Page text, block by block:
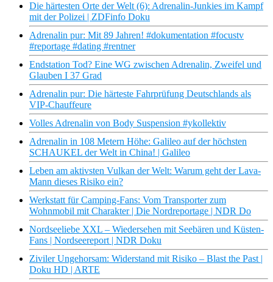
Die härtesten Orte der Welt (6): Adrenalin-Junkies im Kampf
mit der Polizei | ZDFinfo Doku
Adrenalin pur: Mit 89 Jahren! #dokumentation #focustv
#reportage #dating #rentner
Endstation Tod? Eine WG zwischen Adrenalin, Zweifel und
Glauben I 37 Grad
Adrenalin pur: Die härteste Fahrprüfung Deutschlands als
VIP-Chauffeure
Volles Adrenalin von Body Suspension #ykollektiv
Adrenalin in 108 Metern Höhe: Galileo auf der höchsten
SCHAUKEL der Welt in China! | Galileo
Leben am aktivsten Vulkan der Welt: Warum geht der Lava-
Mann dieses Risiko ein?
Werkstatt für Camping-Fans: Vom Transporter zum
Wohnmobil mit Charakter | Die Nordreportage | NDR Do
Nordseeliebe XXL – Wiedersehen mit Seebären und Küsten-
Fans | Nordseereport | NDR Doku
Ziviler Ungehorsam: Widerstand mit Risiko – Blast the Past |
Doku HD | ARTE